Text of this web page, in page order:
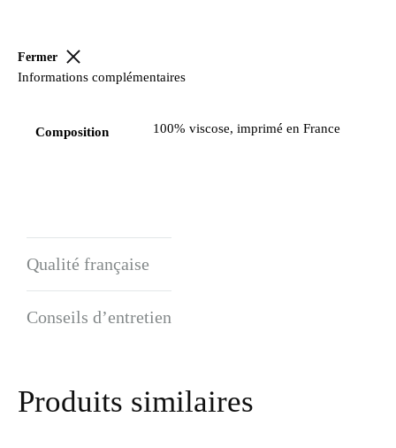
Fermer
Informations complémentaires
Composition 100% viscose, imprimé en France
Qualité française
Conseils d’entretien
Produits similaires